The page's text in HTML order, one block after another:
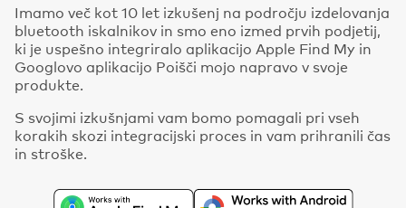
Imamo več kot 10 let izkušenj na področju izdelovanja
bluetooth iskalnikov in smo eno izmed prvih podjetij,
ki je uspešno integriralo aplikacijo Apple Find My in
Googlovo aplikacijo Poišči mojo napravo v svoje
produkte.
S svojimi izkušnjami vam bomo pomagali pri vseh
korakih skozi integracijski proces in vam prihranili čas
in stroške.